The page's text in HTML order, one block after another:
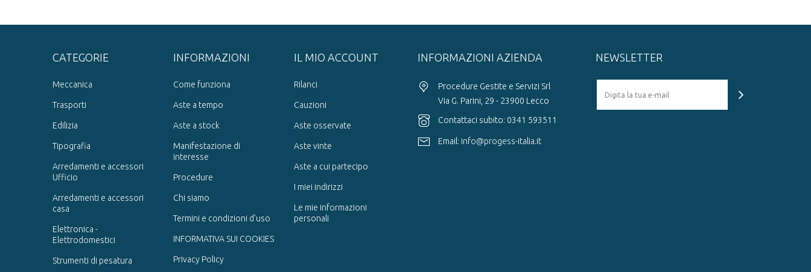
CATEGORIE
Meccanica
Trasporti
Edilizia
Tipografia
Arredamenti e accessori
Ufficio
Arredamenti e accessori
casa
Elettronica -
Elettrodomestici
Strumenti di pesatura
INFORMAZIONI
Come funziona
Aste a tempo
Aste a stock
Manifestazione di
interesse
Procedure
Chi siamo
Termini e condizioni d'uso
INFORMATIVA SUI COOKIES
Privacy Policy
IL MIO ACCOUNT
Rilanci
Cauzioni
Aste osservate
Aste vinte
Aste a cui partecipo
I miei indirizzi
Le mie informazioni
personali
INFORMAZIONI AZIENDA
Procedure Gestite e Servizi Srl
Via G. Parini, 29 - 23900 Lecco
Contattaci subito: 0341 593511
Email: info@progess-italia.it
NEWSLETTER